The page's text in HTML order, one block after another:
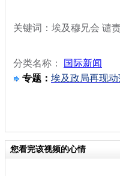
关键词：埃及穆兄会 谴
分类名称：
国际新闻
专题： 埃及政局再现动
您看完该视频的心情